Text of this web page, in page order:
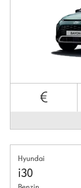
Hyundai
i30